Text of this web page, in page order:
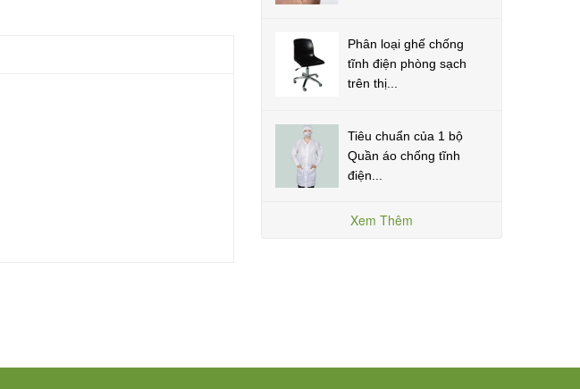
Phân loại ghế chống
tĩnh điện phòng sạch
trên thị...
Tiêu chuẩn của 1 bộ
Quần áo chống tĩnh
điện...
Xem Thêm